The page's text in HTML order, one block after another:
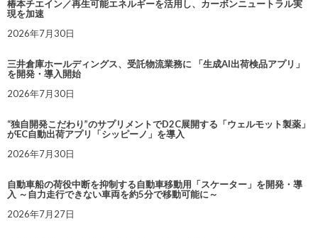
椿本チエイン／再生可能エネルギーを活用し、カーボンニュートラル実
現を加速
2026年7月30日
三井倉庫ホールディングス、受託物流業務に 「生成AI出荷検品アプリ」
を開発・導入開始
2026年7月30日
“独自開発こだわり”のサプリメントでD2C展開する「ウェルモット製薬」
がEC自動出荷アプリ「シッピーノ」を導入
2026年7月30日
自動車船の荷役中断を抑制する自動車移動用「スケーター」を開発・導
入 ～自力走行できない車両を約5分で移動可能に～
2026年7月27日